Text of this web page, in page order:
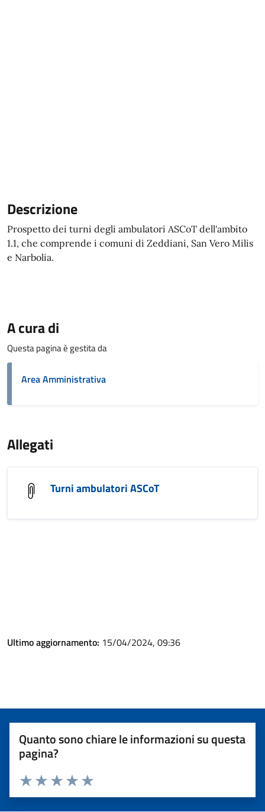
Descrizione
Prospetto dei turni degli ambulatori ASCoT dell'ambito
1.1, che comprende i comuni di Zeddiani, San Vero Milis
e Narbolia.
A cura di
Questa pagina è gestita da
Area Amministrativa
Allegati
Turni ambulatori ASCoT
Ultimo aggiornamento: 15/04/2024, 09:36
Quanto sono chiare le informazioni su questa
pagina?
Valuta 5 stelle su 5
Valuta 4 stelle su 5
Valuta 3 stelle su 5
Valuta 2 stelle su 5
Valuta 1 stelle su 5